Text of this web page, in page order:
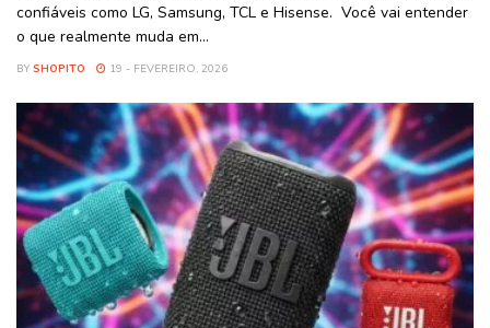
confiáveis como LG, Samsung, TCL e Hisense. Você vai entender
o que realmente muda em...
BY SHOPITO 19 - FEVEREIRO, 2026